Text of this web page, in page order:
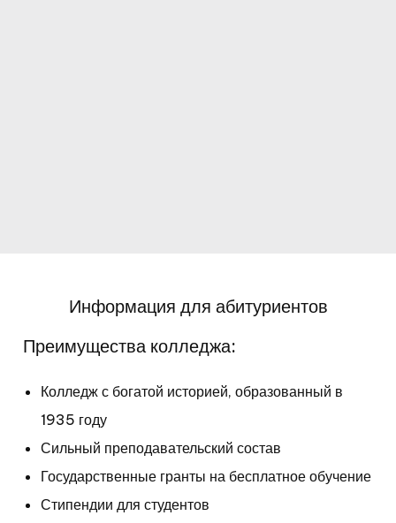
Информация для абитуриентов
Преимущества колледжа:
Колледж с богатой историей, образованный в
1935 году
Сильный преподавательский состав
Государственные гранты на бесплатное обучение
Стипендии для студентов